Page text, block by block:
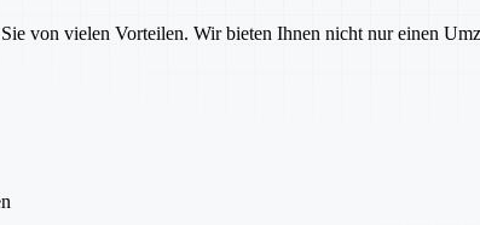
von vielen Vorteilen. Wir bieten Ihnen nicht nur einen